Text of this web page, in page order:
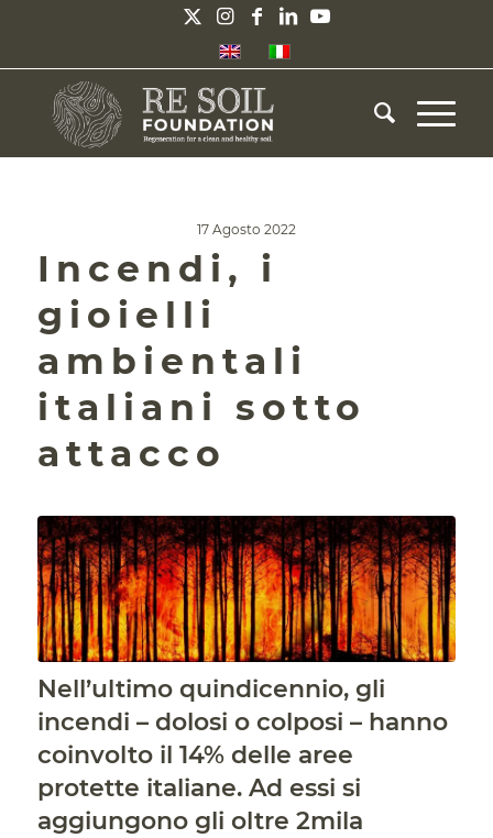
17 Agosto 2022
Incendi, i
gioielli
ambientali
italiani sotto
attacco
Nell’ultimo quindicennio, gli
incendi – dolosi o colposi – hanno
coinvolto il 14% delle aree
protette italiane. Ad essi si
aggiungono gli oltre 2mila